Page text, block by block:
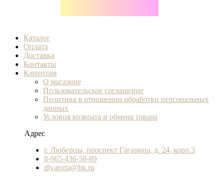
Каталог
Оплата
Доставка
Контакты
Клиентам
О магазине
Пользовательское соглашение
Политика в отношении обработки персональных
данных
Условия возврата и обмена товара
Адрес
г. Люберцы, проспект Гагарина, д. 24, корп.3
8-965-436-58-89
dlyatorta@bk.ru